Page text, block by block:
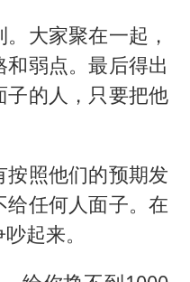
大家聚在一起，
弱点。最后得出
的人，只要把他
照他们的预期发
给任何人面子。在
起来。